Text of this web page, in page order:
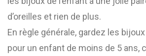
d’oreilles et rien de plus.
En règle générale, gardez les
pour un enfant de moins de 5 ans,